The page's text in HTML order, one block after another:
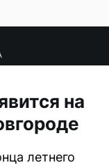
на
летнего